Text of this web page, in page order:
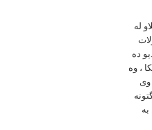
له
ده
، وه
وی